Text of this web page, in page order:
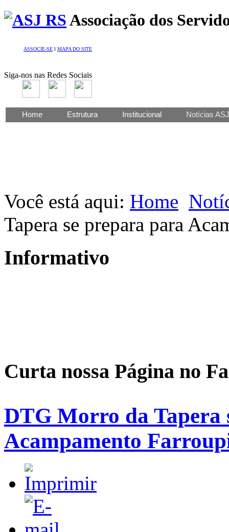
Associação dos
ASSOCIE-SE l MAPA DO SITE
Siga-nos nas Redes Sociais
Home Estrutura Institucional Notícias ASJ
Você está aqui: Home
Tapera se prepara para
Informativo
Curta nossa Página no
DTG Morro da Tapera
Acampamento